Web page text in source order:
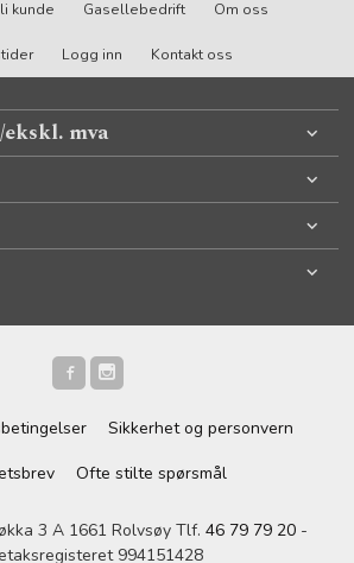
kunde Gasellebedrift Om oss
Logg inn Kontakt oss
mva
Sikkerhet og personvern
Ofte stilte spørsmål
3 A 1661 Rolvsøy Tlf. 46 79 79 20 -
994151428